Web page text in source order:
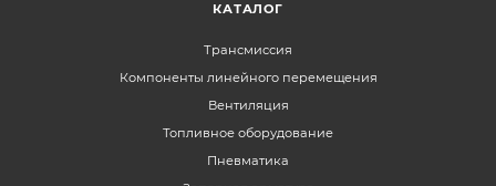
КАТАЛОГ
Трансмиссия
Компоненты линейного перемещения
Вентиляция
Топливное оборудование
Пневматика